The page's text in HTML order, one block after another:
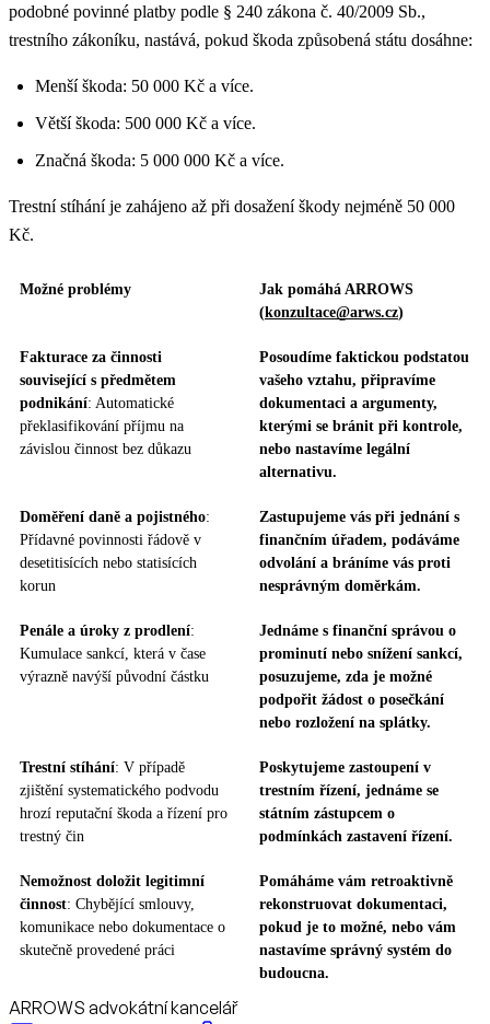
podobné povinné platby podle § 240 zákona č. 40/2009 Sb.,
trestního zákoníku, nastává, pokud škoda způsobená státu dosáhne:
Menší škoda: 50 000 Kč a více.
Větší škoda: 500 000 Kč a více.
Značná škoda: 5 000 000 Kč a více.
Trestní stíhání je zahájeno až při dosažení škody nejméně 50 000
Kč.
Možné problémy
Jak pomáhá ARROWS
(konzultace@arws.cz)
Fakturace za činnosti
související s předmětem
podnikání: Automatické
překlasifikování příjmu na
závislou činnost bez důkazu
Posoudíme faktickou podstatou
vašeho vztahu, připravíme
dokumentaci a argumenty,
kterými se bránit při kontrole,
nebo nastavíme legální
alternativu.
Doměření daně a pojistného:
Přídavné povinnosti řádově v
desetitisících nebo statisících
korun
Zastupujeme vás při jednání s
finančním úřadem, podáváme
odvolání a bráníme vás proti
nesprávným doměrkám.
Penále a úroky z prodlení:
Kumulace sankcí, která v čase
výrazně navýší původní částku
Jednáme s finanční správou o
prominutí nebo snížení sankcí,
posuzujeme, zda je možné
podpořit žádost o posečkání
nebo rozložení na splátky.
Trestní stíhání: V případě
zjištění systematického podvodu
hrozí reputační škoda a řízení pro
trestný čin
Poskytujeme zastoupení v
trestním řízení, jednáme se
státním zástupcem o
podmínkách zastavení řízení.
Nemožnost doložit legitimní
činnost: Chybějící smlouvy,
komunikace nebo dokumentace o
skutečně provedené práci
Pomáháme vám retroaktivně
rekonstruovat dokumentaci,
pokud je to možné, nebo vám
nastavíme správný systém do
budoucna.
ARROWS advokátní kancelář